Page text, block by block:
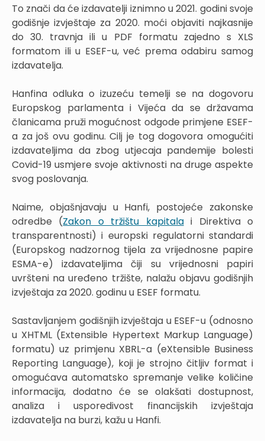
To znači da će izdavatelji iznimno u 2021. godini svoje
godišnje izvještaje za 2020. moći objaviti najkasnije
do 30. travnja ili u PDF formatu zajedno s XLS
formatom ili u ESEF-u, već prema odabiru samog
izdavatelja.
Hanfina odluka o izuzeću temelji se na dogovoru
Europskog parlamenta i Vijeća da se državama
članicama pruži mogućnost odgode primjene ESEF-
a za još ovu godinu. Cilj je tog dogovora omogućiti
izdavateljima da zbog utjecaja pandemije bolesti
Covid-19 usmjere svoje aktivnosti na druge aspekte
svog poslovanja.
Naime, objašnjavaju u Hanfi, postojeće zakonske
odredbe (Zakon o tržištu kapitalai Direktiva o
transparentnosti) i europski regulatorni standardi
(Europskog nadzornog tijela za vrijednosne papire
ESMA-e) izdavateljima čiji su vrijednosni papiri
uvršteni na uređeno tržište, nalažu objavu godišnjih
izvještaja za 2020. godinu u ESEF formatu.
Sastavljanjem godišnjih izvještaja u ESEF-u (odnosno
u XHTML (Extensible Hypertext Markup Language)
formatu) uz primjenu XBRL-a (eXtensible Business
Reporting Language), koji je strojno čitljiv format i
omogućava automatsko spremanje velike količine
informacija, dodatno će se olakšati dostupnost,
analiza i usporedivost financijskih izvještaja
izdavatelja na burzi, kažu u Hanfi.